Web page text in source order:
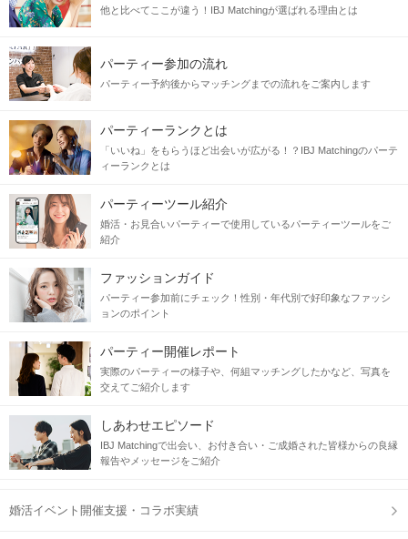
流行りのマッチングアプリ、合コンなど色々あるけど
実際に会って、話してみて、恋人関係になりたい♡
もうそれだけで運命を感じる素敵な1日になる予感♪
当日の流れ
STEP1 受付開始
STEP2 自分のプロフィールをチェック
他と比べてここが違う！IBJ Matchingが選ばれる理由とは
パーティー参加の流れ
パーティー予約後からマッチングまでの流れをご案内します
パーティーランクとは
「いいね」をもらうほど出会いが広がる！？IBJ Matchingのパーテ
ィーランクとは
パーティーツール紹介
婚活・お見合いパーティーで使用しているパーティーツールをご
紹介
ファッションガイド
パーティー参加前にチェック！性別・年代別で好印象なファッシ
ョンのポイント
パーティー開催レポート
実際のパーティーの様子や、何組マッチングしたかなど、写真を
交えてご紹介します
しあわせエピソード
IBJ Matchingで出会い、お付き合い・ご成婚された皆様からの良縁
報告やメッセージをご紹介
婚活イベント開催支援・コラボ実績